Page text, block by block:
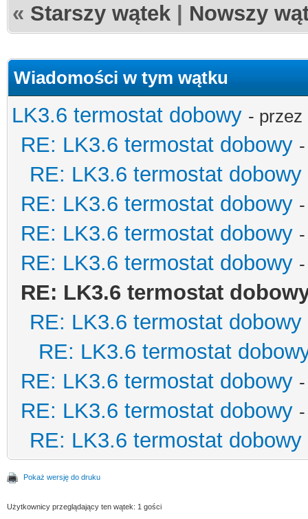
« Starszy wątek Nowszy
Wiadomości w tym wątku
LK3.6 termostat dobowy - przez
RE: LK3.6 termostat dobowy
RE: LK3.6 termostat dobowy
RE: LK3.6 termostat dobowy
RE: LK3.6 termostat dobowy
RE: LK3.6 termostat dobowy
RE: LK3.6 termostat
RE: LK3.6 termostat dobowy
RE: LK3.6 termostat
RE: LK3.6 termostat dobowy
RE: LK3.6 termostat dobowy
RE: LK3.6 termostat dobowy
Pokaż wersję do druku
Użytkownicy przeglądający ten wątek: 1 gości